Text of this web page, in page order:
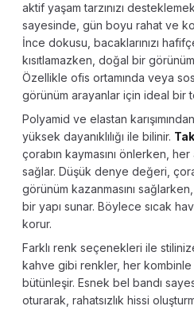
aktif yaşam tarzınızı
sayesinde, gün boyu rahat ve
İnce dokusu, bacaklarınızı
kısıtlamazken, doğal bir
Özellikle ofis ortamında veya
görünüm arayanlar için ideal bir
Polyamid ve elastan
yüksek dayanıklılığı ile bilinir.
çorabın kaymasını önlerken,
sağlar. Düşük denye değeri,
görünüm kazanmasını
bir yapı sunar. Böylece sıcak
korur.
Farklı renk seçenekleri ile
kahve gibi renkler, her
bütünleşir. Esnek bel bandı
oturarak, rahatsızlık hissi